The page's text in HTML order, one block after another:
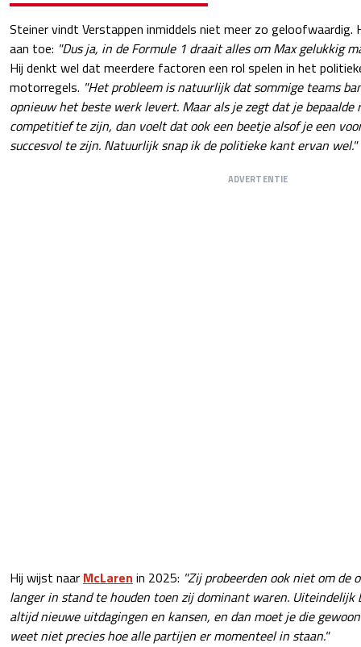
Steiner vindt Verstappen inmiddels niet meer zo geloofwaardig.
aan toe: "Dus ja, in de Formule 1 draait alles om Max gelukkig
Hij denkt wel dat meerdere factoren een rol spelen in het
motorregels. "Het probleem is natuurlijk dat sommige teams
opnieuw het beste werk levert. Maar als je zegt dat je bepaalde
competitief te zijn, dan voelt dat ook een beetje alsof je een
succesvol te zijn. Natuurlijk snap ik de politieke kant ervan wel."
ADVERTENTIE
Hij wijst naar McLaren in 2025: "Zij probeerden ook niet om de
langer in stand te houden toen zij dominant waren.
altijd nieuwe uitdagingen en kansen, en dan moet je die
weet niet precies hoe alle partijen er momenteel in staan."